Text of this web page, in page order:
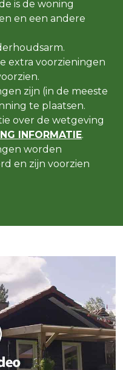
is de woning
en een andere
extra voorzieningen
zijn (in de meeste
te plaatsen.
over de wetgeving
INFORMATIE.
worden
en zijn voorzien